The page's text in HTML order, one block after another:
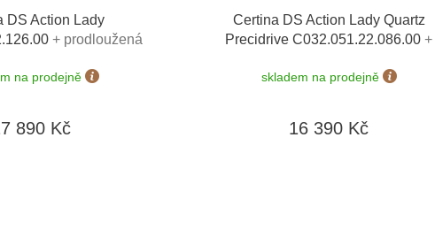
DS Action Lady
+ prodloužená
na prodejně
890 Kč
Certina DS Action Lady Quartz
Precidrive C032.051.22.086.00+
výměny do 90 dní + 5 let na výměnu
skladem na prodejně
16 390 Kč